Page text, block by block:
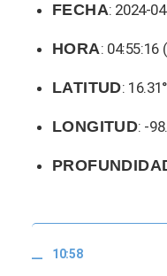
FECHA: 2024-
HORA:
LATITUD: 16.31°
LONGITUD: -
10:58